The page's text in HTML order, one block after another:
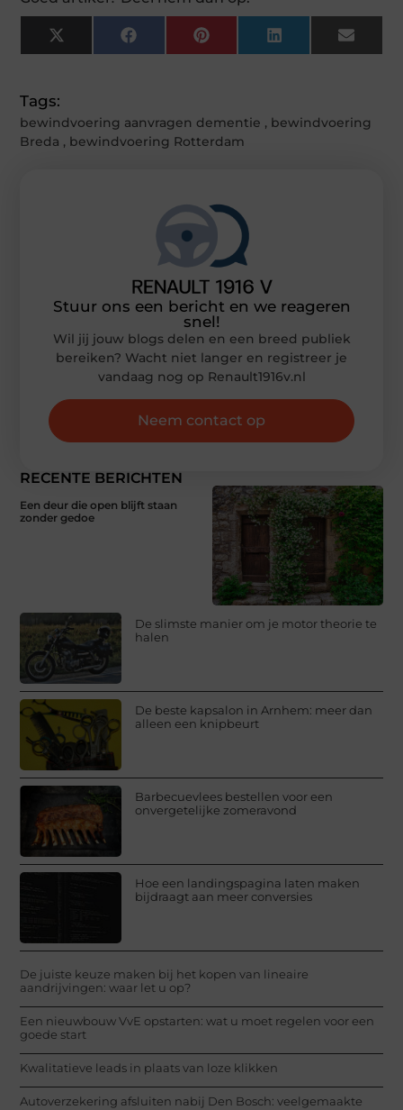
X
(Twitter)
FacebookPinterestLinkedInEmail
Tags:
bewindvoering aanvragen dementie , bewindvoering
Breda , bewindvoering Rotterdam
RECENTE BERICHTEN
Een deur die open blijft staan
zonder gedoe
De slimste manier om je motor theorie te
halen
De beste kapsalon in Arnhem: meer dan
alleen een knipbeurt
Barbecuevlees bestellen voor een
onvergetelijke zomeravond
Hoe een landingspagina laten maken
bijdraagt aan meer conversies
De juiste keuze maken bij het kopen van lineaire
aandrijvingen: waar let u op?
Een nieuwbouw VvE opstarten: wat u moet regelen voor een
goede start
Kwalitatieve leads in plaats van loze klikken
Autoverzekering afsluiten nabij Den Bosch: veelgemaakte
Stuur ons een bericht en we reageren
snel!
Wil jij jouw blogs delen en een breed publiek
bereiken? Wacht niet langer en registreer je
vandaag nog op Renault1916v.nl
Neem contact op